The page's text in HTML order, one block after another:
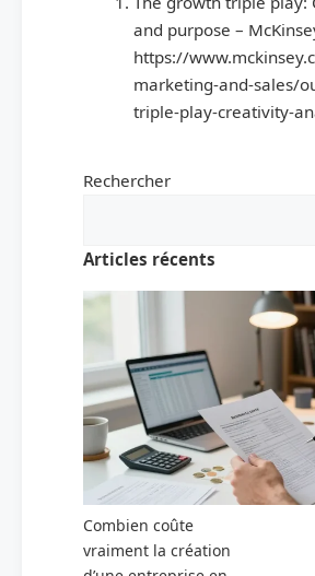
and purpose –
https://
marketing-and-sales/
triple-play-creativity-
Rechercher
Articles récents
Combien coûte
vraiment la création